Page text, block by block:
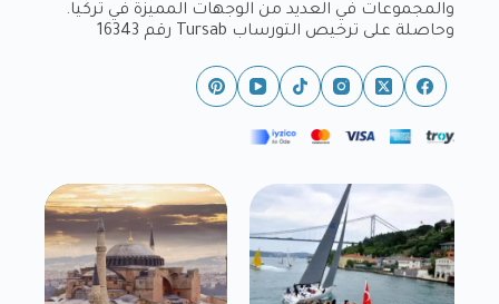
والمجموعات في العديد من الوجهات المميزة في تركيا.
وحاصلة على ترخيص التورساب Tursab رقم 16343